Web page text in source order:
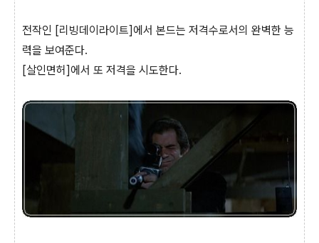
전작인 [리빙데이라이트]에서 본드는 저격수로서의 완벽한 능
력을 보여준다.
[살인면허]에서 또 저격을 시도한다.